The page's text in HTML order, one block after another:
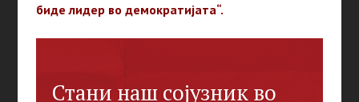
биде лидер во демократијата“.
Стани наш сојузник во